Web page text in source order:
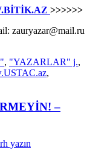
>>>>>>
zauryazar@mail.ru
, "YAZARLAR" j.,
,
–
yazın